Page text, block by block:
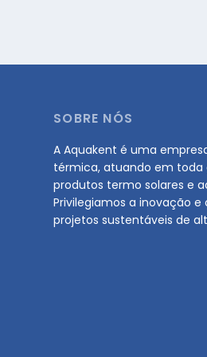
SOBRE NÓS
A Aquakent é uma
térmica, atuando em
produtos termo solares e
Privilegiamos a inovação
projetos sustentáveis de